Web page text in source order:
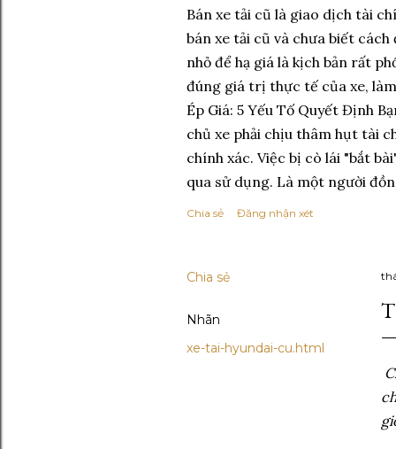
Bán xe tải cũ là giao dịch tài
bán xe tải cũ và chưa biết
nhỏ để hạ giá là kịch bản rất
đúng giá trị thực tế của xe,
Ép Giá: 5 Yếu Tố Quyết Định
chủ xe phải chịu thâm hụt tài
chính xác. Việc bị cò lái "bắt
qua sử dụng. Là một người
Chia sẻ Đăng nhận xét
Chia sẻ
Nhãn
xe-tai-hyundai-cu.html